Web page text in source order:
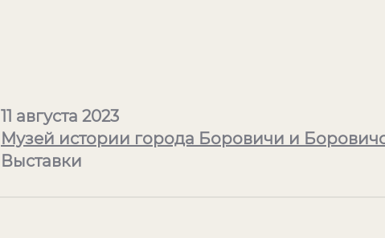
11 августа 2023
Музей истории города Боровичи и
Выставки